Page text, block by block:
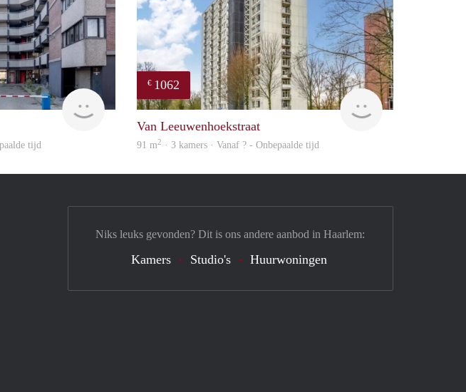
tijd
€ 1062
Woning
Van Leeuwenhoekstraat
91 m2 · 3 kamers · Vanaf ? - Onbepaalde tijd
Niks leuks gevonden? Dit is ons andere aanbod in Haarlem:
Kamers Studio's Huurwoningen